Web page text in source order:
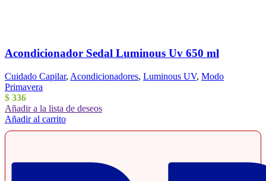
Acondicionador Sedal Luminous Uv 650 ml
Cuidado Capilar, Acondicionadores, Luminous UV, Modo
Primavera
$ 336
Añadir a la lista de deseos
Añadir al carrito